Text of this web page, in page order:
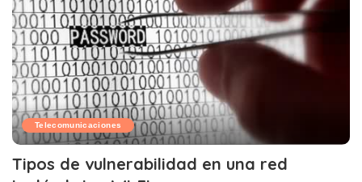
Telecomunicaciones
Tipos de vulnerabilidad en una red